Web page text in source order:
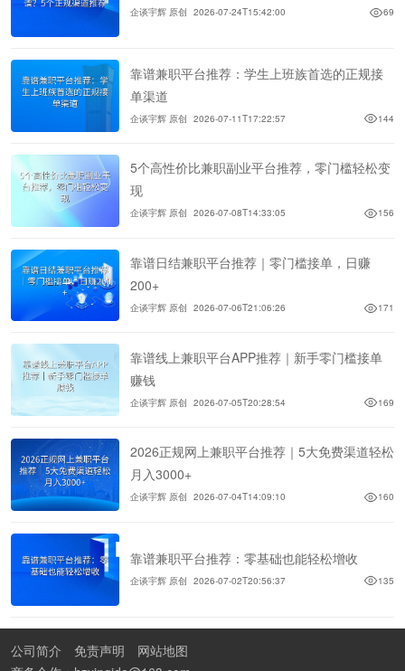
企谈宇辉 原创 2026-07-24T15:42:00 69
靠谱兼职平台推荐：学生上班族首选的正规接
单渠道
企谈宇辉 原创 2026-07-11T17:22:57 144
5个高性价比兼职副业平台推荐，零门槛轻松变
现
企谈宇辉 原创 2026-07-08T14:33:05 156
靠谱日结兼职平台推荐｜零门槛接单，日赚
200+
企谈宇辉 原创 2026-07-06T21:06:26 171
靠谱线上兼职平台APP推荐｜新手零门槛接单
赚钱
企谈宇辉 原创 2026-07-05T20:28:54 169
2026正规网上兼职平台推荐｜5大免费渠道轻松
月入3000+
企谈宇辉 原创 2026-07-04T14:09:10 160
靠谱兼职平台推荐：零基础也能轻松增收
企谈宇辉 原创 2026-07-02T20:56:37 135
公司简介 免责声明
网站地图